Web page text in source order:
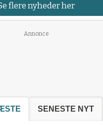
flere nyheder her
Annonce
SENESTE NYT